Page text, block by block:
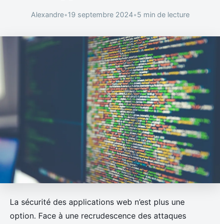
Alexandre•19 septembre 2024•5 min de lecture
La sécurité des applications web n’est plus une
option. Face à une recrudescence des attaques